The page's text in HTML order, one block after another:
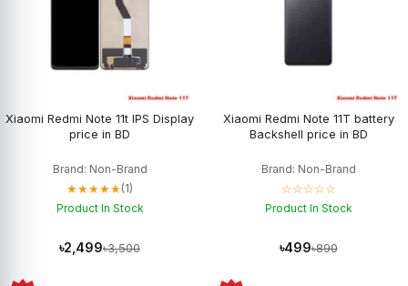
Xiaomi Redmi Note 11t IPS Display
price in BD
Brand: Non-Brand
★★★★★(1)
Product In Stock
৳2,499৳3,500
Xiaomi Redmi Note 11T battery
Backshell price in BD
Brand: Non-Brand
☆☆☆☆☆
Product In Stock
৳499৳890